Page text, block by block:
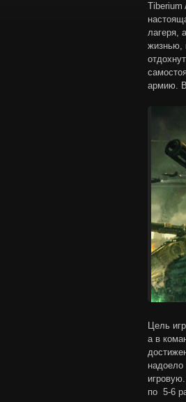
Tiberium
лагеря,
жизнью,
армию.
Цель
а в
по 5-6